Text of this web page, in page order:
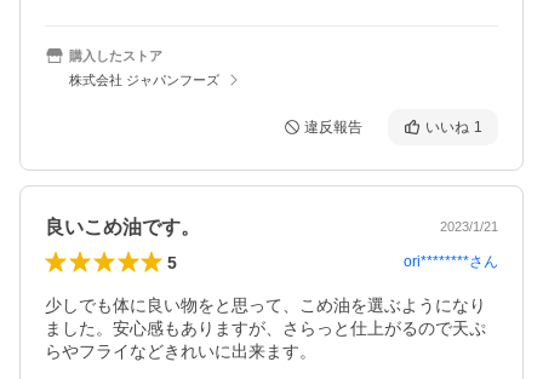
購入したストア
株式会社 ジャパンフーズ
違反報告 いいね 1
良いこめ油です。 2023/1/21
5 ori********さん
少しでも体に良い物をと思って、こめ油を選ぶようになり
ました。安心感もありますが、さらっと仕上がるので天ぷ
らやフライなどきれいに出来ます。